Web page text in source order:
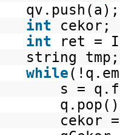
int
int ret =
string
while
s =
cekor =